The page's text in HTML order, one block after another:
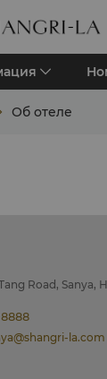
Об отеле
Road, Sanya,
la.com